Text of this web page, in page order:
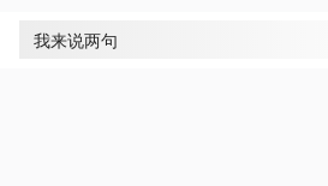
我来说两句
新闻周刊丨“有心”小发明：为户外